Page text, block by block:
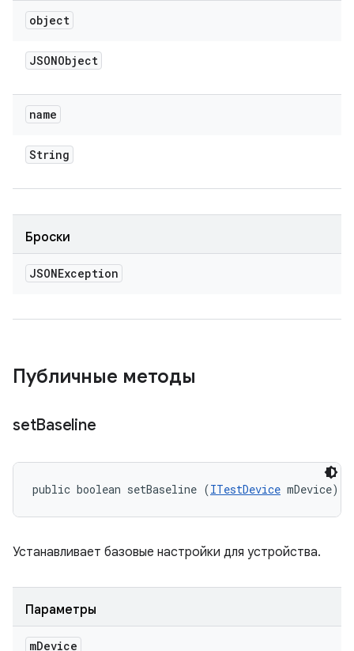
object
JSONObject
name
String
Броски
JSONException
Публичные методы
setBaseline
public boolean setBaseline (ITestDevice mDevice)
Устанавливает базовые настройки для устройства.
Параметры
mDevice